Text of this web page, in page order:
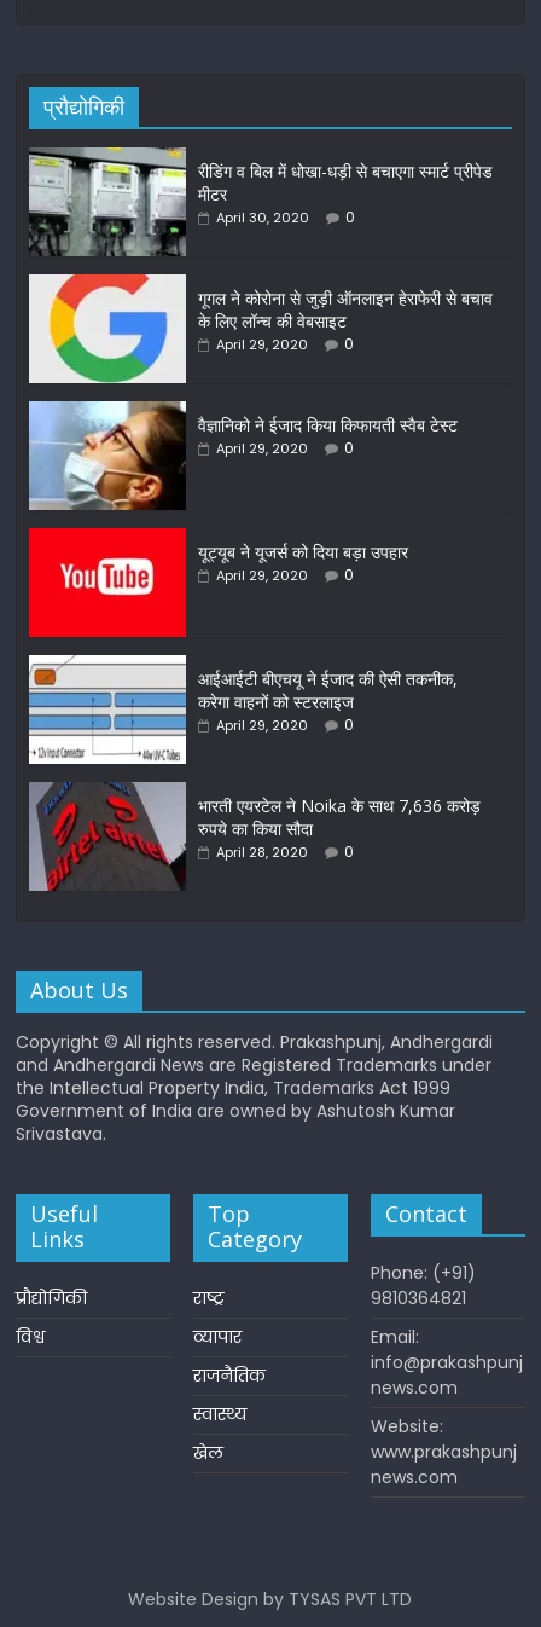
प्रौद्योगिकी
रीडिंग व बिल में धोखा-धड़ी से बचाएगा स्मार्ट प्रीपेड
मीटर
April 30, 2020 0
गूगल ने कोरोना से जुड़ी ऑनलाइन हेराफेरी से बचाव
के लिए लॉन्च की वेबसाइट
April 29, 2020 0
वैज्ञानिको ने ईजाद किया किफायती स्वैब टेस्ट
April 29, 2020 0
यूट्यूब ने यूजर्स को दिया बड़ा उपहार
April 29, 2020 0
आईआईटी बीएचयू ने ईजाद की ऐसी तकनीक,
करेगा वाहनों को स्टरलाइज
April 29, 2020 0
भारती एयरटेल ने Noika के साथ 7,636 करोड़
रुपये का किया सौदा
April 28, 2020 0
About Us
Copyright © All rights reserved. Prakashpunj, Andhergardi
and Andhergardi News are Registered Trademarks under
the Intellectual Property India, Trademarks Act 1999
Government of India are owned by Ashutosh Kumar
Srivastava.
Useful
Links
प्रौद्योगिकी
विश्व
Top
Category
राष्ट्र
व्यापार
राजनैतिक
स्वास्थ्य
खेल
Contact
Phone: (+91)
9810364821
Email:
info@prakashpunj
news.com
Website:
www.prakashpunj
news.com
Website Design by TYSAS PVT LTD